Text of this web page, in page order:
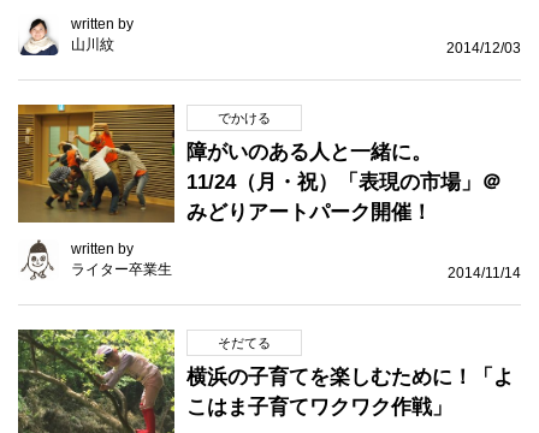
written by
山川紋
2014/12/03
でかける
障がいのある人と一緒に。
11/24（月・祝）「表現の市場」＠
みどりアートパーク開催！
written by
ライター卒業生
2014/11/14
そだてる
横浜の子育てを楽しむために！「よ
こはま子育てワクワク作戦」